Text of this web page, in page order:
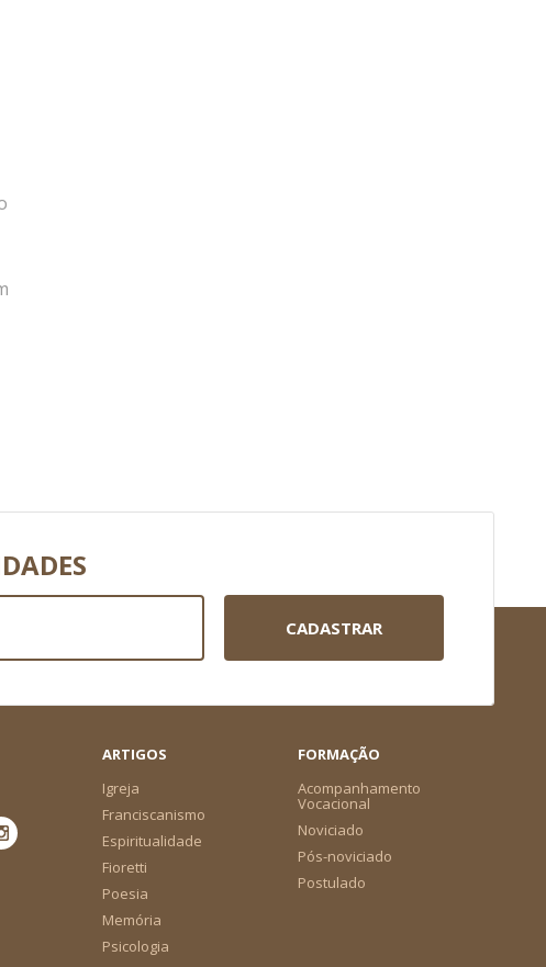
CADASTRAR
ARTIGOS
Igreja
Franciscanismo
Espiritualidade
Fioretti
Poesia
Memória
Psicologia
FORMAÇÃO
Acompanhamento
Vocacional
Noviciado
Pós-noviciado
Postulado